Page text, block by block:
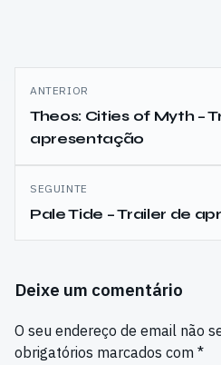
Navegação
de
artigos
ANTERIOR
Theos: Cities of Myth –
apresentação
SEGUINTE
Pale Tide – Trailer de
Deixe um comentário
O seu endereço de email não
obrigatórios marcados com *